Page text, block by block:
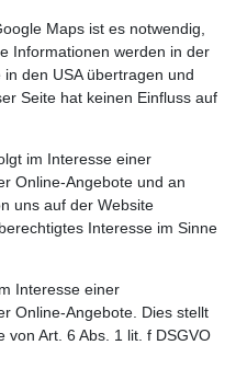
Maps ist es notwendig,
Informationen werden in der
den USA übertragen und
Seite hat keinen Einfluss auf
im Interesse einer
Online-Angebote und an
uns auf der Website
Interesse im Sinne
Interesse einer
Online-Angebote. Dies stellt
Art. 6 Abs. 1 lit. f DSGVO